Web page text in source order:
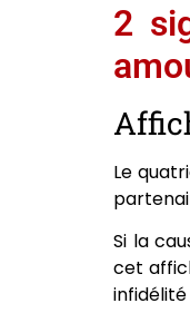
2
Le
Si la
cet